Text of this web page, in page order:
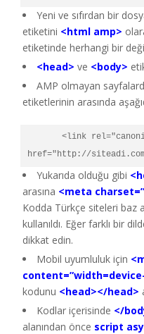
Yeni ve sıfırdan bir
etiketini <html amp>
etiketinde herhangi bir
<head> ve <body>
AMP olmayan
etiketlerinin arasında
href="http://
Yukarıda olduğu gibi
arasına <meta
Kodda Türkçe siteleri baz
kullanıldı. Eğer farklı bir
dikkat edin.
Mobil uyumluluk için
kodunu <head></head>
Kodlar içerisinde </
alanından önce script